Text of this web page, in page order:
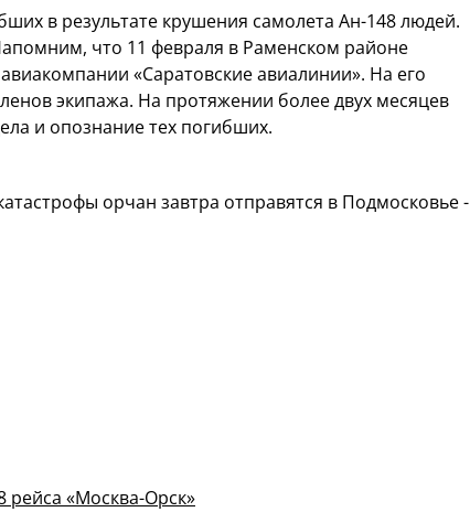
в результате крушения самолета Ан-148 людей.
что 11 февраля в Раменском районе
«Саратовские авиалинии». На его
экипажа. На протяжении более двух месяцев
и опознание тех погибших.
орчан завтра отправятся в Подмосковье -
«Москва-Орск»